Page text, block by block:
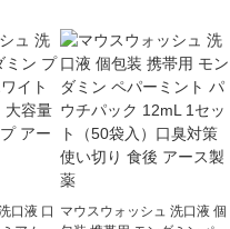
口液 口 マウスウォッシュ 洗口液 個